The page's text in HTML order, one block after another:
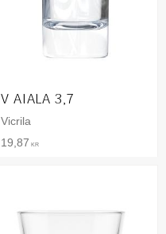
V AIALA 3,7
Vicrila
19,87 KR